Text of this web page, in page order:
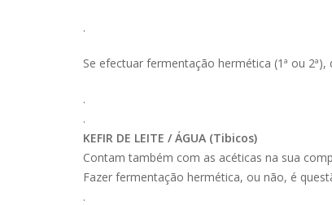
.
Se efectuar fermentação hermética (1ª ou
.
.
KEFIR DE LEITE / ÁGUA (Tibicos)
Contam também com as acéticas na sua
Fazer fermentação hermética, ou não, é
.